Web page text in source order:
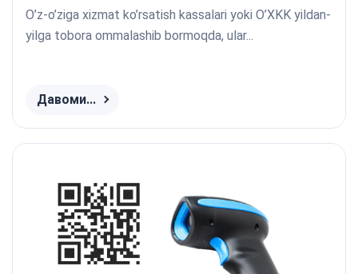
O’z-o’ziga xizmat ko’rsatish kassalari yoki O’XKK yildan-
yilga tobora ommalashib bormoqda, ular...
Давоми...